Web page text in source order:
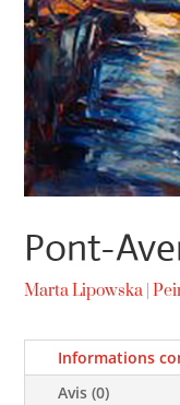
Pont-
Marta Lipowska |
Informations
Avis (0)